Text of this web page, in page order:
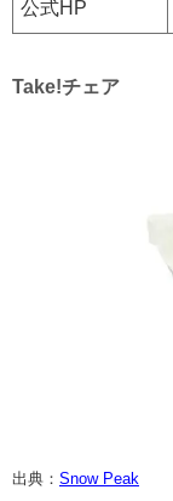
公式HP
Take!チェア
出典： Snow Peak